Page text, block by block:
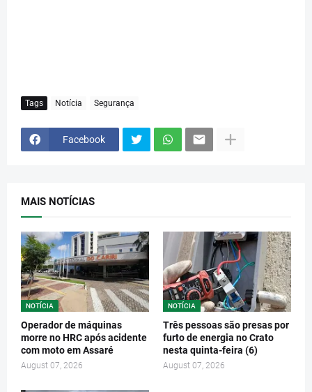
Tags Notícia Segurança
Facebook
MAIS NOTÍCIAS
NOTÍCIA
Operador de máquinas
morre no HRC após acidente
com moto em Assaré
August 07, 2026
NOTÍCIA
Três pessoas são presas por
furto de energia no Crato
nesta quinta-feira (6)
August 07, 2026